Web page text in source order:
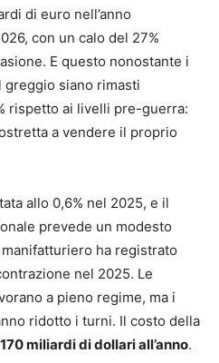
di euro nell’anno
con un calo del 27%
E questo nonostante i
siano rimasti
rispetto ai livelli pre-guerra:
a vendere il proprio
allo 0,6% nel 2025, e il
prevede un modesto
ha registrato
nel 2025. Le
a pieno regime, ma i
ridotto i turni. Il costo della
170 miliardi di dollari all’anno.